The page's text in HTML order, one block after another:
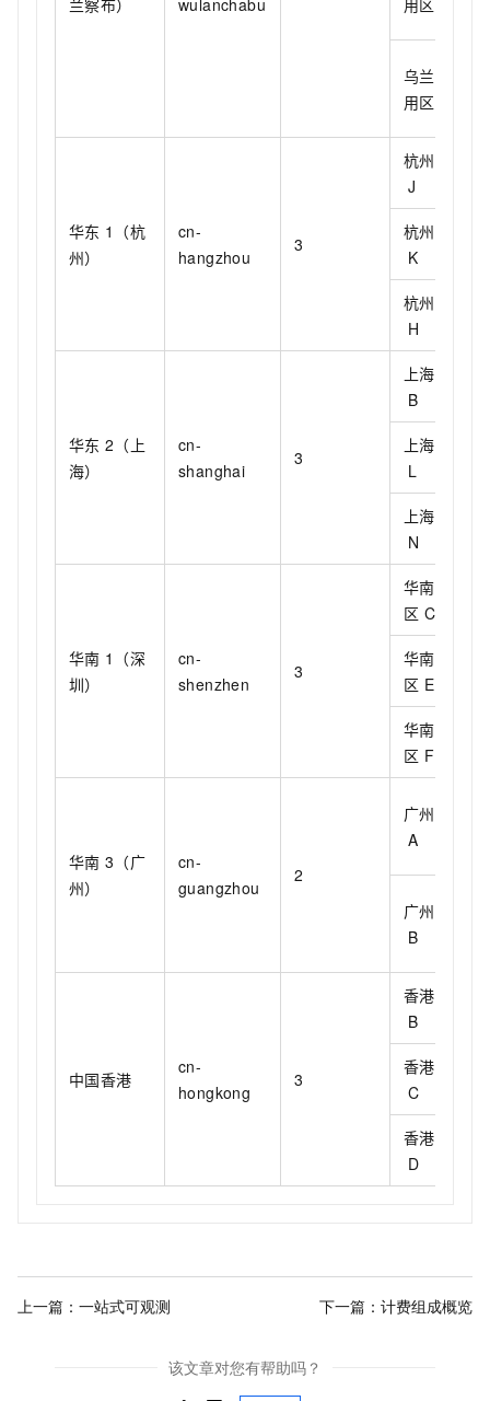
兰察布）
wulanchabu
用区
乌兰察布可
用区
华东 1（杭
州）
cn-
hangzhou
3
杭州可用区
J
杭州可用区
K
杭州可用区
H
华东 2（上
海）
cn-
shanghai
3
上海可用区
B
上海可用区
L
上海可用区
N
华南 1（深
圳）
cn-
shenzhen
3
华南
区 C
华南
区 E
华南
区 F
华南 3（广
州）
cn-
guangzhou
2
广州可用区
A
广州可用区
B
中国香港
cn-
hongkong
3
香港可用区
B
香港可用区
C
香港可用区
D
上一篇： 一站式可观测 下一篇： 计费组成概览
该文章对您有帮助吗？